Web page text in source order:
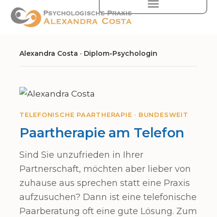
Zum
Inhalt
springen
Alexandra Costa · Diplom-Psychologin
TELEFONISCHE PAARTHERAPIE · BUNDESWEIT
Paartherapie am Telefon
Sind Sie unzufrieden in Ihrer
Partnerschaft, möchten aber lieber von
zuhause aus sprechen statt eine Praxis
aufzusuchen? Dann ist eine telefonische
Paarberatung oft eine gute Lösung. Zum